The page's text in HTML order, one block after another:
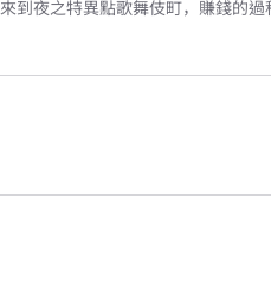
到夜之特異點歌舞伎町，賺錢的